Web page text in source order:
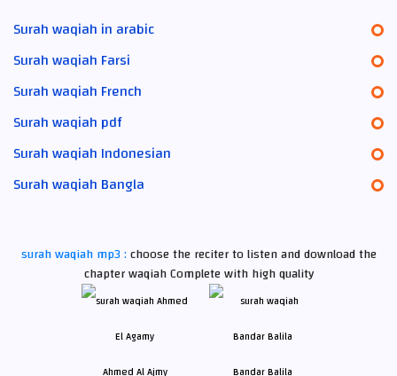
Surah waqiah in arabic
Surah waqiah Farsi
Surah waqiah French
Surah waqiah pdf
Surah waqiah Indonesian
Surah waqiah Bangla
surah waqiah mp3 :choose the reciter to listen and download the
chapter waqiah Complete with high quality
Ahmed Al Ajmy Bandar Balila